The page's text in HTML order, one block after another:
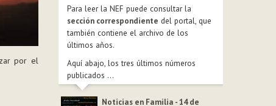
por el
Para leer la NEF puede consultar la
sección correspondiente del portal, que
también contiene el archivo de los
últimos años.
Aquí abajo, los tres últimos números
publicados ...
Noticias en Familia - 14 de